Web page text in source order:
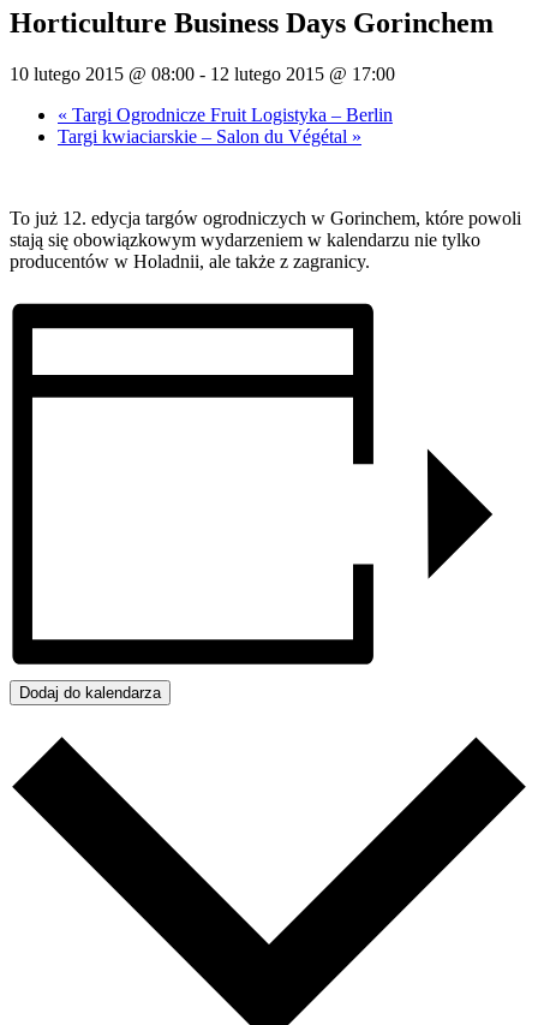
Horticulture Business Days Gorinchem
10 lutego 2015 @ 08:00 - 12 lutego 2015 @ 17:00
« Targi Ogrodnicze Fruit Logistyka – Berlin
Targi kwiaciarskie – Salon du Végétal »
To już 12. edycja targów ogrodniczych w Gorinchem, które powoli
stają się obowiązkowym wydarzeniem w kalendarzu nie tylko
producentów w Holadnii, ale także z zagranicy.
Dodaj do kalendarza